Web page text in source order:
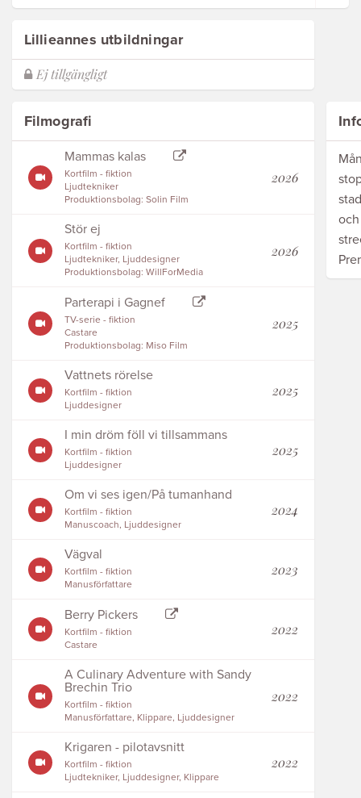
Lillieannes utbildningar
Filmografi
Mammas kalas
Kortfilm - fiktion
Ljudtekniker
Produktionsbolag: Solin Film
2026
Stör ej
Kortfilm - fiktion
Ljudtekniker, Ljuddesigner
Produktionsbolag: WillForMedia
2026
Parterapi i Gagnef
TV-serie - fiktion
Castare
Produktionsbolag: Miso Film
2025
Vattnets rörelse
Kortfilm - fiktion
Ljuddesigner
2025
I min dröm föll vi tillsammans
Kortfilm - fiktion
Ljuddesigner
2025
Om vi ses igen/På tumanhand
Kortfilm - fiktion
Manuscoach, Ljuddesigner
2024
Vägval
Kortfilm - fiktion
Manusförfattare
2023
Berry Pickers
Kortfilm - fiktion
Castare
2022
A Culinary Adventure with Sandy
Brechin Trio
Kortfilm - fiktion
Manusförfattare, Klippare, Ljuddesigner
2022
Krigaren - pilotavsnitt
Kortfilm - fiktion
Ljudtekniker, Ljuddesigner, Klippare
2022